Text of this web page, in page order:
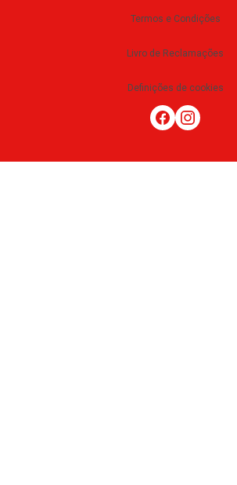
Termos e Condições
Livro de Reclamações
Definições de cookies